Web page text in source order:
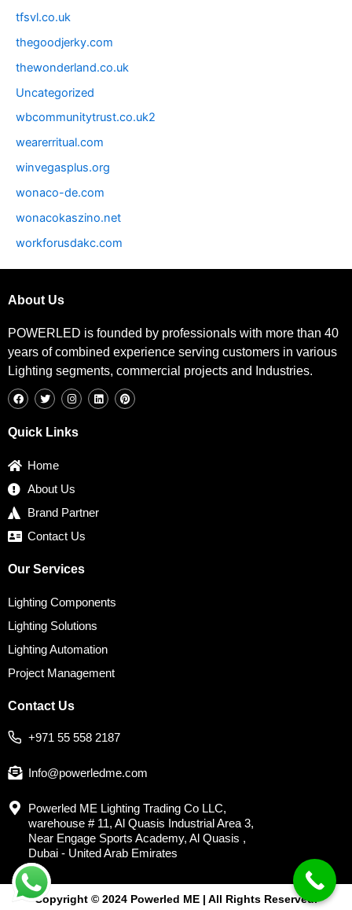
tfsvl.co.uk
thegoodjerky.com
thewonderland.co.uk
Uncategorized
wbcommunitytrust.co.uk2
wearerritual.com
winvegasplus.org
wonaco-de.com
wonacokaszino.net
workforusdakc.com
About Us
POWERLED is founded by professionals with more than 40
years of combined experience serving customers in various
Lighting segments, commercial projects and Industries.
a
c
o
w
i
t
e
n
s
g
i
n
i
n
Quick Links
Home
About Us
Brand Partner
Contact Us
Our Services
Lighting Components
Lighting Solutions
Lighting Automation
Project Management
Contact Us
+971 55 558 2187
Info@powerledme.com
Powerled ME Lighting Trading Co LLC,
warehouse # 11, Al Quasis Industrial Area 3,
Near Engage Sports Academy, Al Quasis ,
Dubai - United Arab Emirates
Copyright © 2024 Powerled ME | All Rights Reserved.